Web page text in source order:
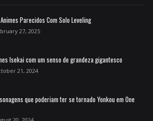
Parecidos Com Solo Leveling
27, 2025
Isekai com um senso de grandeza gigantesco
21, 2024
que poderiam ter se tornado Yonkou em One